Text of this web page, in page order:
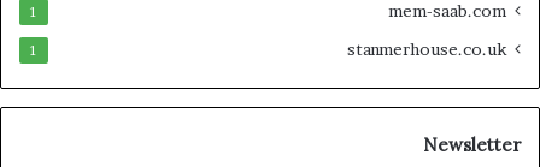
mem-saab.com
1
stanmerhouse.co.uk
1
Newsletter